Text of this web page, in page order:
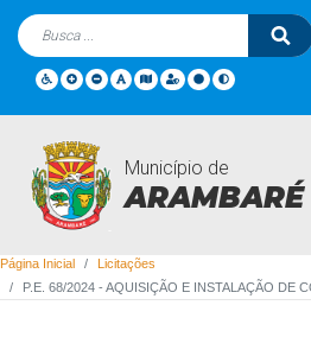
Município de
ARAMBARÉ
Licitações
Página Inicial
Licitações
P.E. 68/2024 - AQUISIÇÃO E INSTALAÇÃO DE